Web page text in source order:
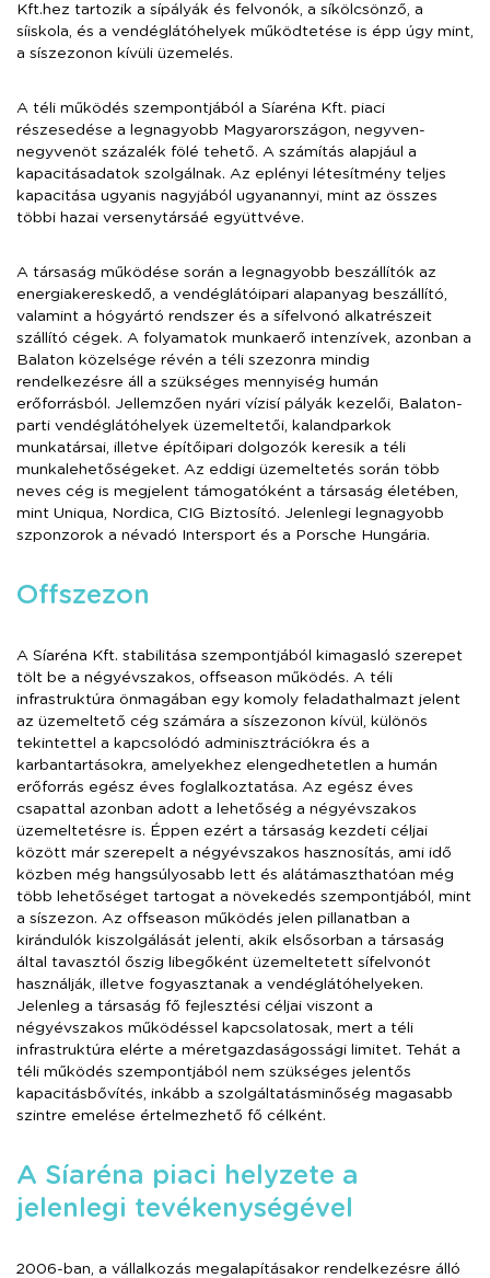
Kft.hez tartozik a sípályák és felvonók, a síkölcsönző, a
síiskola, és a vendéglátóhelyek működtetése is épp úgy mint,
a síszezonon kívüli üzemelés.
A téli működés szempontjából a Síaréna Kft. piaci
részesedése a legnagyobb Magyarországon, negyven-
negyvenöt százalék fölé tehető. A számítás alapjául a
kapacitásadatok szolgálnak. Az eplényi létesítmény teljes
kapacitása ugyanis nagyjából ugyanannyi, mint az összes
többi hazai versenytársáé együttvéve.
A társaság működése során a legnagyobb beszállítók az
energiakereskedő, a vendéglátóipari alapanyag beszállító,
valamint a hógyártó rendszer és a sífelvonó alkatrészeit
szállító cégek. A folyamatok munkaerő intenzívek, azonban a
Balaton közelsége révén a téli szezonra mindig
rendelkezésre áll a szükséges mennyiség humán
erőforrásból. Jellemzően nyári vízisí pályák kezelői, Balaton-
parti vendéglátóhelyek üzemeltetői, kalandparkok
munkatársai, illetve építőipari dolgozók keresik a téli
munkalehetőségeket. Az eddigi üzemeltetés során több
neves cég is megjelent támogatóként a társaság életében,
mint Uniqua, Nordica, CIG Biztosító. Jelenlegi legnagyobb
szponzorok a névadó Intersport és a Porsche Hungária.
Offszezon
A Síaréna Kft. stabilitása szempontjából kimagasló szerepet
tölt be a négyévszakos, offseason működés. A téli
infrastruktúra önmagában egy komoly feladathalmazt jelent
az üzemeltető cég számára a síszezonon kívül, különös
tekintettel a kapcsolódó adminisztrációkra és a
karbantartásokra, amelyekhez elengedhetetlen a humán
erőforrás egész éves foglalkoztatása. Az egész éves
csapattal azonban adott a lehetőség a négyévszakos
üzemeltetésre is. Éppen ezért a társaság kezdeti céljai
között már szerepelt a négyévszakos hasznosítás, ami idő
közben még hangsúlyosabb lett és alátámaszthatóan még
több lehetőséget tartogat a növekedés szempontjából, mint
a síszezon. Az offseason működés jelen pillanatban a
kirándulók kiszolgálását jelenti, akik elsősorban a társaság
által tavasztól őszig libegőként üzemeltetett sífelvonót
használják, illetve fogyasztanak a vendéglátóhelyeken.
Jelenleg a társaság fő fejlesztési céljai viszont a
négyévszakos működéssel kapcsolatosak, mert a téli
infrastruktúra elérte a méretgazdaságossági limitet. Tehát a
téli működés szempontjából nem szükséges jelentős
kapacitásbővítés, inkább a szolgáltatásminőség magasabb
szintre emelése értelmezhető fő célként.
A Síaréna piaci helyzete a
jelenlegi tevékenységével
2006-ban, a vállalkozás megalapításakor rendelkezésre álló